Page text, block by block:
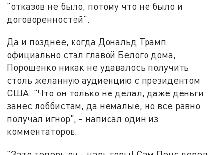
"отказов не было, потому что не было и
договоренностей".
Да и позднее, когда Дональд Трамп
официально стал главой Белого дома,
Порошенко никак не удавалось получить
столь желанную аудиенцию с президентом
США. "Что он только не делал, даже деньги
занес лоббистам, да немалые, но все равно
получал игнор", - написал один из
комментаторов.